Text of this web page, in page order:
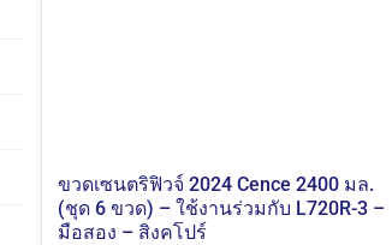
ขวดเซนตริฟิวจ์ 2024 Cence 2400 มล.
(ชุด 6 ขวด) – ใช้งานร่วมกับ L720R-3 –
มือสอง – สิงคโปร์